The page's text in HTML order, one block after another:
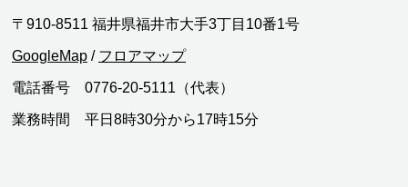
〒910-8511 福井県福井市大手3丁目10番1号
GoogleMap / フロアマップ
電話番号 0776-20-5111（代表）
業務時間 平日8時30分から17時15分